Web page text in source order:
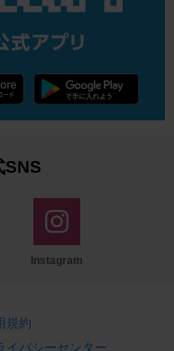
SNS
Instagram
規約
イバシーセンター